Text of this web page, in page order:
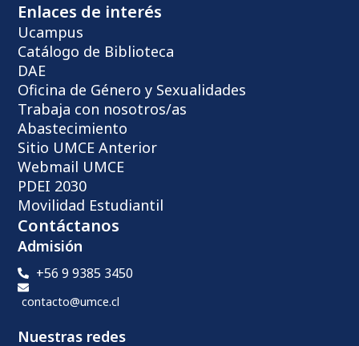
Enlaces de interés
Ucampus
Catálogo de Biblioteca
DAE
Oficina de Género y Sexualidades
Trabaja con nosotros/as
Abastecimiento
Sitio UMCE Anterior
Webmail UMCE
PDEI 2030
Movilidad Estudiantil
Contáctanos
Admisión
+56 9 9385 3450
contacto@umce.cl
Nuestras redes